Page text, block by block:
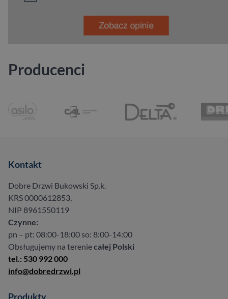
Producenci
Kontakt
Dobre Drzwi Bukowski Sp.k.
KRS 0000612853,
NIP 8961550119
Czynne:
pn – pt: 08:00-18:00 so: 8:00-14:00
Obsługujemy na tereniecałej Polski
tel.: 530 992 000
info@dobredrzwi.pl
Produkty